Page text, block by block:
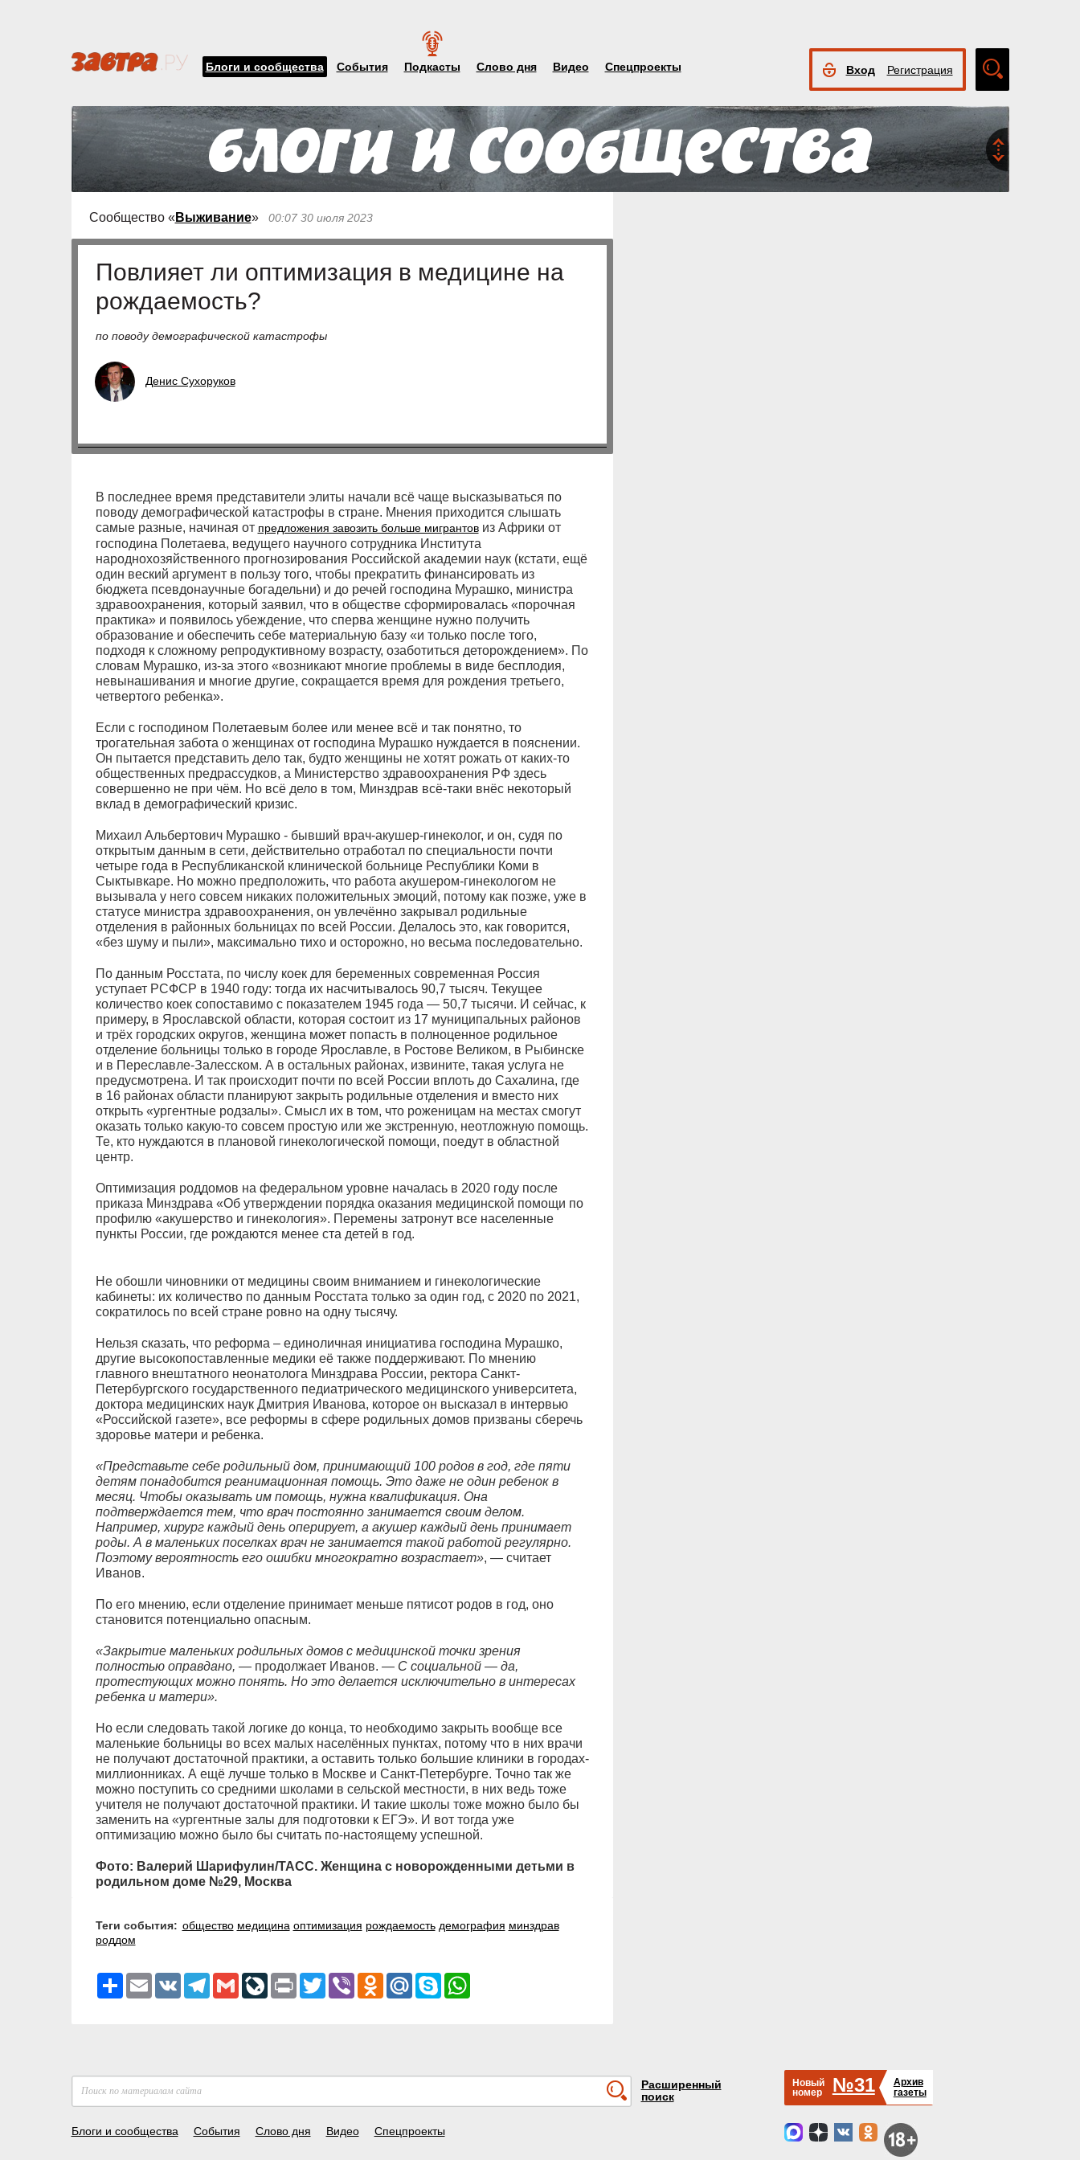
Блоги и сообщества События Подкасты Слово дня Видео Спецпроекты Вход Регистрация
поиск
Сообщество « Выживание» 00:07 30 июля 2023
Повлияет ли оптимизация в медицине на
рождаемость?
по поводу демографической катастрофы
Денис Сухоруков
В последнее время представители элиты начали всё чаще высказываться по
поводу демографической катастрофы в стране. Мнения приходится слышать
самые разные, начиная от предложения завозить больше мигрантовиз Африки от
господина Полетаева, ведущего научного сотрудника Института
народнохозяйственного прогнозирования Российской академии наук (кстати, ещё
один веский аргумент в пользу того, чтобы прекратить финансировать из
бюджета псевдонаучные богадельни) и до речей господина Мурашко, министра
здравоохранения, который заявил, что в обществе сформировалась «порочная
практика» и появилось убеждение, что сперва женщине нужно получить
образование и обеспечить себе материальную базу «и только после того,
подходя к сложному репродуктивному возрасту, озаботиться деторождением». По
словам Мурашко, из-за этого «возникают многие проблемы в виде бесплодия,
невынашивания и многие другие, сокращается время для рождения третьего,
четвертого ребенка».
Если с господином Полетаевым более или менее всё и так понятно, то
трогательная забота о женщинах от господина Мурашко нуждается в пояснении.
Он пытается представить дело так, будто женщины не хотят рожать от каких-то
общественных предрассудков, а Министерство здравоохранения РФ здесь
совершенно не при чём. Но всё дело в том, Минздрав всё-таки внёс некоторый
вклад в демографический кризис.
Михаил Альбертович Мурашко - бывший врач-акушер-гинеколог, и он, судя по
открытым данным в сети, действительно отработал по специальности почти
четыре года в Республиканской клинической больнице Республики Коми в
Сыктывкаре. Но можно предположить, что работа акушером-гинекологом не
вызывала у него совсем никаких положительных эмоций, потому как позже, уже в
статусе министра здравоохранения, он увлечённо закрывал родильные
отделения в районных больницах по всей России. Делалось это, как говорится,
«без шуму и пыли», максимально тихо и осторожно, но весьма последовательно.
По данным Росстата, по числу коек для беременных современная Россия
уступает РСФСР в 1940 году: тогда их насчитывалось 90,7 тысяч. Текущее
количество коек сопоставимо с показателем 1945 года — 50,7 тысячи. И сейчас, к
примеру, в Ярославской области, которая состоит из 17 муниципальных районов
и трёх городских округов, женщина может попасть в полноценное родильное
отделение больницы только в городе Ярославле, в Ростове Великом, в Рыбинске
и в Переславле-Залесском. А в остальных районах, извините, такая услуга не
предусмотрена. И так происходит почти по всей России вплоть до Сахалина, где
в 16 районах области планируют закрыть родильные отделения и вместо них
открыть «ургентные родзалы». Смысл их в том, что роженицам на местах смогут
оказать только какую-то совсем простую или же экстренную, неотложную помощь.
Те, кто нуждаются в плановой гинекологической помощи, поедут в областной
центр.
Оптимизация роддомов на федеральном уровне началась в 2020 году после
приказа Минздрава «Об утверждении порядка оказания медицинской помощи по
профилю «акушерство и гинекология». Перемены затронут все населенные
пункты России, где рождаются менее ста детей в год.
Не обошли чиновники от медицины своим вниманием и гинекологические
кабинеты: их количество по данным Росстата только за один год, с 2020 по 2021,
сократилось по всей стране ровно на одну тысячу.
Нельзя сказать, что реформа – единоличная инициатива господина Мурашко,
другие высокопоставленные медики её также поддерживают. По мнению
главного внештатного неонатолога Минздрава России, ректора Санкт-
Петербургского государственного педиатрического медицинского университета,
доктора медицинских наук Дмитрия Иванова, которое он высказал в интервью
«Российской газете», все реформы в сфере родильных домов призваны сберечь
здоровье матери и ребенка.
«Представьте себе родильный дом, принимающий 100 родов в год, где пяти
детям понадобится реанимационная помощь. Это даже не один ребенок в
месяц. Чтобы оказывать им помощь, нужна квалификация. Она
подтверждается тем, что врач постоянно занимается своим делом.
Например, хирург каждый день оперирует, а акушер каждый день принимает
роды. А в маленьких поселках врач не занимается такой работой регулярно.
Поэтому вероятность его ошибки многократно возрастает», — считает
Иванов.
По его мнению, если отделение принимает меньше пятисот родов в год, оно
становится потенциально опасным.
«Закрытие маленьких родильных домов с медицинской точки зрения
полностью оправдано, —продолжает Иванов. — С социальной — да,
протестующих можно понять. Но это делается исключительно в интересах
ребенка и матери».
Но если следовать такой логике до конца, то необходимо закрыть вообще все
маленькие больницы во всех малых населённых пунктах, потому что в них врачи
не получают достаточной практики, а оставить только большие клиники в городах-
миллионниках. А ещё лучше только в Москве и Санкт-Петербурге. Точно так же
можно поступить со средними школами в сельской местности, в них ведь тоже
учителя не получают достаточной практики. И такие школы тоже можно было бы
заменить на «ургентные залы для подготовки к ЕГЭ». И вот тогда уже
оптимизацию можно было бы считать по-настоящему успешной.
Фото: Валерий Шарифулин/ТАСС. Женщина с новорожденными детьми в
родильном доме №29, Москва
Теги события: общество медицина оптимизация рождаемость демография минздрав
роддом
РесурсEmail VK Telegram
GmailLiveJournal
Print TwitterViber Odnoklassniki
Mail.RuSkypeWhatsApp
Расширенный
поиск
Блоги и сообщества События Слово дня Видео Спецпроекты
Новый
номер
№31
Архив
газеты